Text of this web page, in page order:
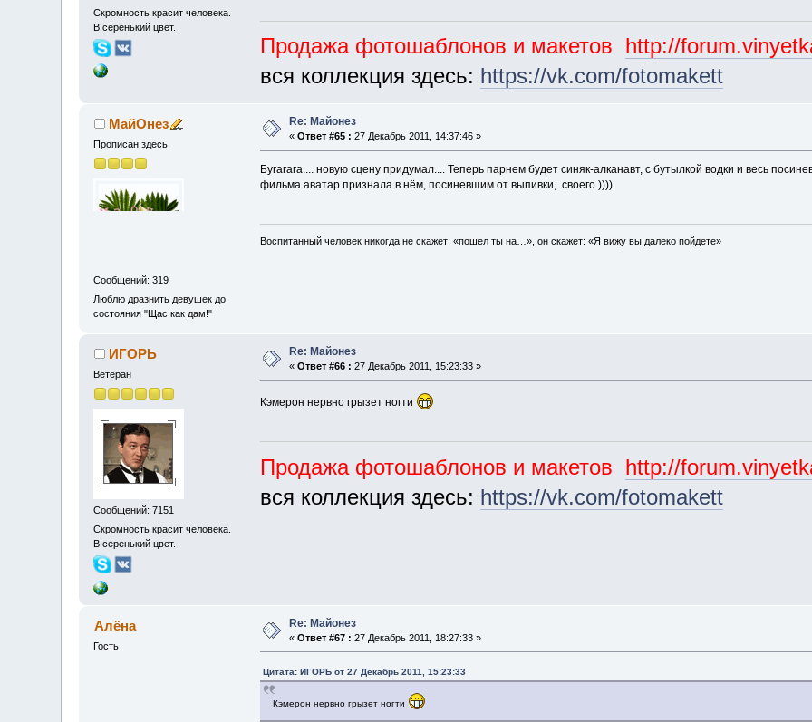
Скромность красит человека.
В серенький цвет.
Продажа фотошаблонов и макетов http://
вся коллекция здесь: https://vk.com/fotomakett
МайОнез
Прописан здесь
Сообщений: 319
Люблю дразнить девушек до
состояния "Щас как дам!"
Re: Майонез
«Ответ #65 : 27 Декабрь 2011, 14:37:46 »
Бугагага.... новую сцену придумал.... Теперь парнем будет синяк-алканавт, с бутылкой водки и весь
фильма аватар признала в нём, посиневшим от выпивки, своего ))))
Воспитанный человек никогда не скажет: «пошел ты на…», он скажет: «Я вижу вы далеко пойдете»
ИГОРЬ
Ветеран
Сообщений: 7151
Скромность красит человека.
В серенький цвет.
Re: Майонез
«Ответ #66 : 27 Декабрь 2011, 15:23:33 »
Кэмерон нервно грызет ногти
Продажа фотошаблонов и макетов http://
вся коллекция здесь: https://vk.com/fotomakett
Алёна
Гость
Re: Майонез
«Ответ #67 : 27 Декабрь 2011, 18:27:33 »
Цитата: ИГОРЬ от 27 Декабрь 2011, 15:23:33
Кэмерон нервно грызет ногти